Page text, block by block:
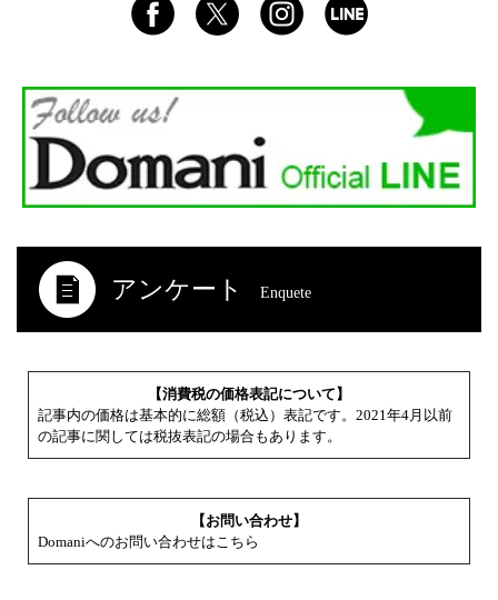
アンケート Enquete
【消費税の価格表記について】
記事内の価格は基本的に総額（税込）表記です。2021年4月以前
の記事に関しては税抜表記の場合もあります。
【お問い合わせ】
Domaniへのお問い合わせはこちら